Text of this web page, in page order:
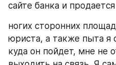
сайте банка и
ногих сторонних
юриста, а также пыта я
куда он пойдет, мне не